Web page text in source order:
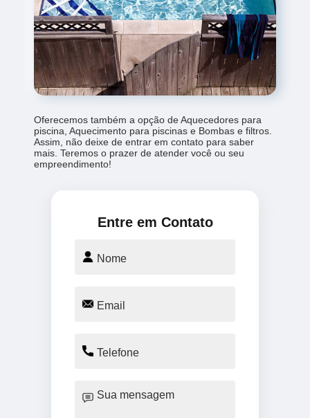
Oferecemos também a opção de Aquecedores para
piscina, Aquecimento para piscinas e Bombas e filtros.
Assim, não deixe de entrar em contato para saber
mais. Teremos o prazer de atender você ou seu
empreendimento!
Entre em Contato